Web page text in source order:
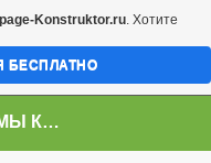
СПЛИТ СИСТЕМЫ КРАСНОДАР
Konstruktor.ru. Хотите
БЕСПЛАТНО